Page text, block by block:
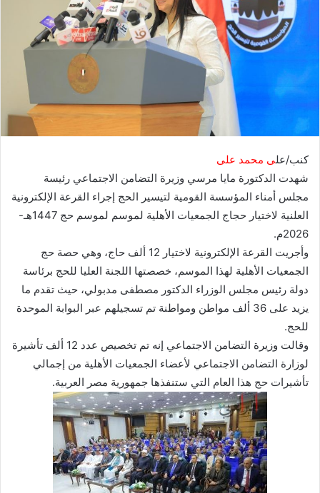
كنب/على محمد على
شهدت الدكتورة مايا مرسي وزيرة التضامن الاجتماعي رئيسة
مجلس أمناء المؤسسة القومية لتيسير الحج إجراء القرعة الإلكترونية
العلنية لاختيار حجاج الجمعيات الأهلية لموسم لموسم حج 1447هـ-
2026م.
وأجريت القرعة الإلكترونية لاختيار 12 ألف حاج، وهي حصة حج
الجمعيات الأهلية لهذا الموسم، خصصتها اللجنة العليا للحج برئاسة
دولة رئيس مجلس الوزراء الدكتور مصطفى مدبولي، حيث تقدم ما
يزيد على 36 ألف مواطن ومواطنة تم تسجيلهم عبر البوابة الموحدة
للحج.
وقالت وزيرة التضامن الاجتماعي إنه تم تخصيص عدد 12 ألف تأشيرة
لوزارة التضامن الاجتماعي لأعضاء الجمعيات الأهلية من إجمالي
تأشيرات حج هذا العام التي ستنفذها جمهورية مصر العربية.